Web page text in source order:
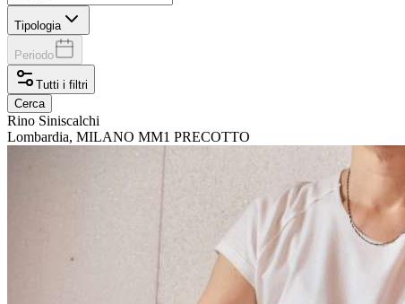
Tipologia
Periodo
Tutti i filtri
Cerca
Rino Siniscalchi
Lombardia, MILANO MM1 PRECOTTO